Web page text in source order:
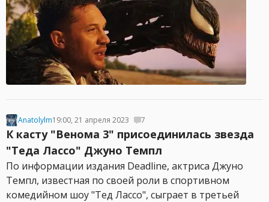
Anatolylm19:00, 21 апреля 2023 7
К касту "Венома 3" присоединилась звезда
"Теда Лассо" Джуно Темпл
По информации издания Deadline, актриса Джуно
Темпл, известная по своей роли в спортивном
комедийном шоу "Тед Лассо", сыграет в третьей